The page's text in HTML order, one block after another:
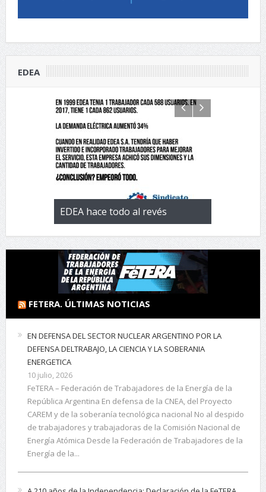
EDEA
la
EDEA hace todo al revés EL
FETERA. ÚLTIMAS NOTICIAS
EN DEFENSA DEL SECTOR NUCLEAR ARGENTINO POR LA
DEFENSA DELTRABAJO, LA CIENCIA Y LA SOBERANIA
ENERGETICA
10 julio, 2026
FeTERA – Federación de Trabajadores de la Energía de la
República Argentina En defensa de la CNEA, del Proyecto
CAREM y de la soberanía tecnológica nacional No al despido
de trabajadores y trabajadoras de la Comisión Nacional de
Energía Atómica Desde la Federación de Trabajadores de la
Energía de la...